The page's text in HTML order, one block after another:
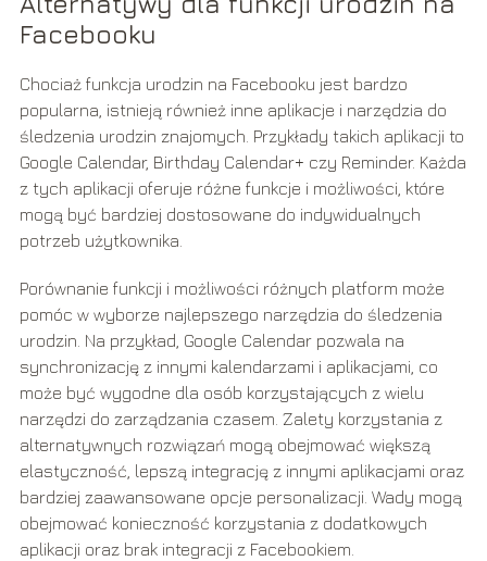
Facebooku
Chociaż funkcja urodzin na Facebooku jest bardzo
popularna, istnieją również inne aplikacje i narzędzia do
śledzenia urodzin znajomych. Przykłady takich aplikacji to
Google Calendar, Birthday Calendar+ czy Reminder. Każda
z tych aplikacji oferuje różne funkcje i możliwości, które
mogą być bardziej dostosowane do indywidualnych
potrzeb użytkownika.
Porównanie funkcji i możliwości różnych platform może
pomóc w wyborze najlepszego narzędzia do śledzenia
urodzin. Na przykład, Google Calendar pozwala na
synchronizację z innymi kalendarzami i aplikacjami, co
może być wygodne dla osób korzystających z wielu
narzędzi do zarządzania czasem. Zalety korzystania z
alternatywnych rozwiązań mogą obejmować większą
elastyczność, lepszą integrację z innymi aplikacjami oraz
bardziej zaawansowane opcje personalizacji. Wady mogą
obejmować konieczność korzystania z dodatkowych
aplikacji oraz brak integracji z Facebookiem.